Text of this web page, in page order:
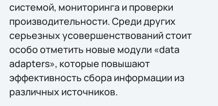
системой, мониторинга и проверки
производительности. Среди других
серьезных усовершенствований стоит
особо отметить новые модули «data
adapters», которые повышают
эффективность сбора информации из
различных источников.